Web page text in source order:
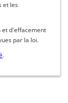
et les
et d'effacement
par la loi.
.